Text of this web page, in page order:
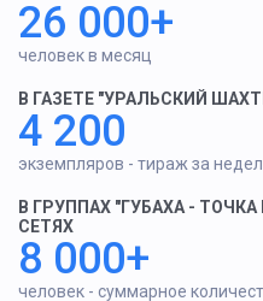
26 000+
человек в месяц
В ГАЗЕТЕ "УРАЛЬСКИЙ
4 200
экземпляров - тираж за
В ГРУППАХ "ГУБАХА -
СЕТЯХ
8 000+
человек - суммарное